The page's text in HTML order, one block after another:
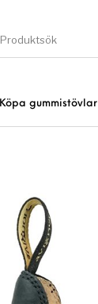
Köpa gummistövlar